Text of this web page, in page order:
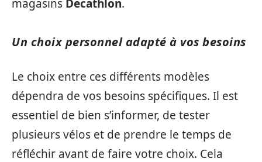
magasins Decathlon.
Un choix personnel adapté à vos besoins
Le choix entre ces différents modèles
dépendra de vos besoins spécifiques. Il est
essentiel de bien s’informer, de tester
plusieurs vélos et de prendre le temps de
réfléchir avant de faire votre choix. Cela